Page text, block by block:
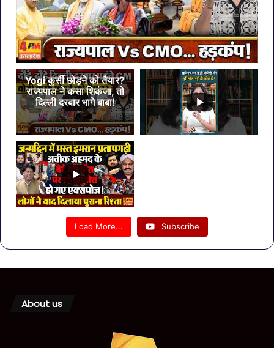
Yogi कुर्सी छोड़ने को तैयार?
राज्यपाल ने कसा शिकंजा, तो
दिल्ली दरबार भागे बाबा!
Load More... Subscribe
About us